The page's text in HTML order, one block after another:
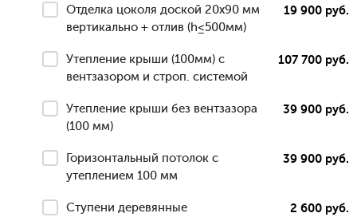
Отделка цоколя доской 20х90 мм
вертикально + отлив (h≤500мм)
19 900 руб.
Утепление крыши (100мм) с
вентзазором и строп. системой
107 700 руб.
Утепление крыши без вентзазора
(100 мм)
39 900 руб.
Горизонтальный потолок с
утеплением 100 мм
39 900 руб.
Ступени деревянные 2 600 руб.